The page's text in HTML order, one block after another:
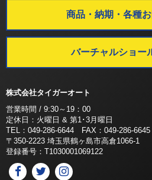
商品・納期・各種
バーチャルショー
株式会社タイガーオート
営業時間 / 9:30～19：00
定休日：火曜日 & 第1･3月曜日
TEL：049-286-6644 FAX：049-286-6645
〒350-2223 埼玉県鶴ヶ島市高倉1066-1
登録番号：T1030001069122